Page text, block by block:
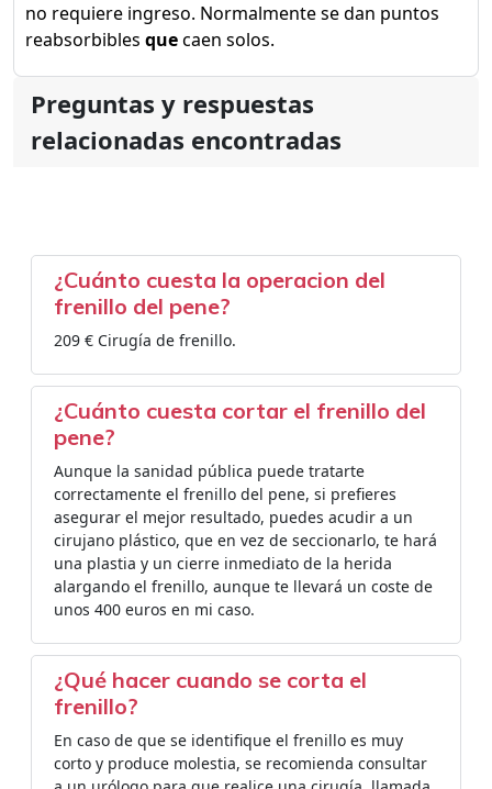
no requiere ingreso. Normalmente se dan puntos
reabsorbibles quecaen solos.
Preguntas y respuestas
relacionadas encontradas
¿Cuánto cuesta la operacion del
frenillo del pene?
209 € Cirugía de frenillo.
¿Cuánto cuesta cortar el frenillo del
pene?
Aunque la sanidad pública puede tratarte
correctamente el frenillo del pene, si prefieres
asegurar el mejor resultado, puedes acudir a un
cirujano plástico, que en vez de seccionarlo, te hará
una plastia y un cierre inmediato de la herida
alargando el frenillo, aunque te llevará un coste de
unos 400 euros en mi caso.
¿Qué hacer cuando se corta el
frenillo?
En caso de que se identifique el frenillo es muy
corto y produce molestia, se recomienda consultar